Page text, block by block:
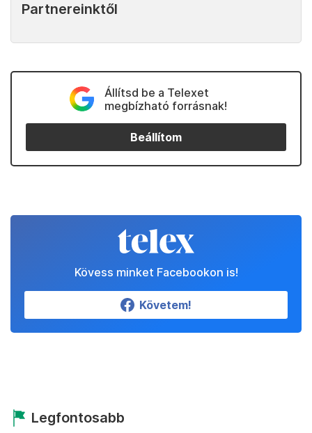
Partnereinktől
Állítsd be a Telexet
megbízható forrásnak!
Beállítom
Kövess minket Facebookon is!
Követem!
Legfontosabb